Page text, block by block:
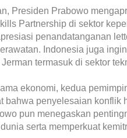
Presiden Prabowo
Partnership di sektor
penandatanganan
Indonesia juga
termasuk di sektor
ekonomi, kedua
bahwa penyelesaian konflik
pun menegaskan
serta memperkuat